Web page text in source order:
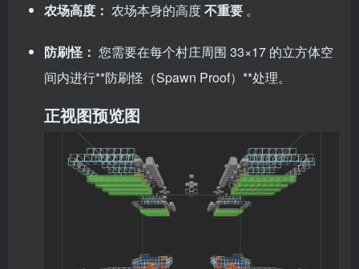
农场高度： 农场本身的高度不重要 。
防刷怪： 您需要在每个村庄周围 33×17 的立方体空
间内进行**防刷怪（Spawn Proof）**处理。
正视图预览图